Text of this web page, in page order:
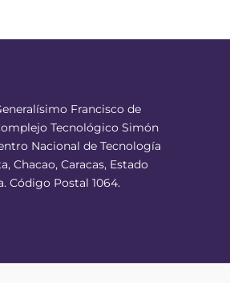
Francisco de
Tecnológico Simón
Nacional de Tecnología
Chacao, Caracas, Estado
Código Postal 1064.